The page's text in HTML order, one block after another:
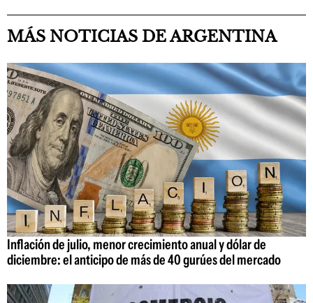
MÁS NOTICIAS DE ARGENTINA
Inflación de julio, menor crecimiento anual y dólar de
diciembre: el anticipo de más de 40 gurúes del mercado